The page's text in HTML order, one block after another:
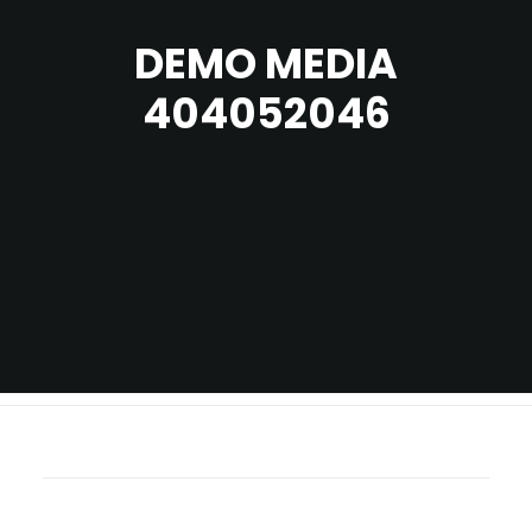
DEMO MEDIA
404052046